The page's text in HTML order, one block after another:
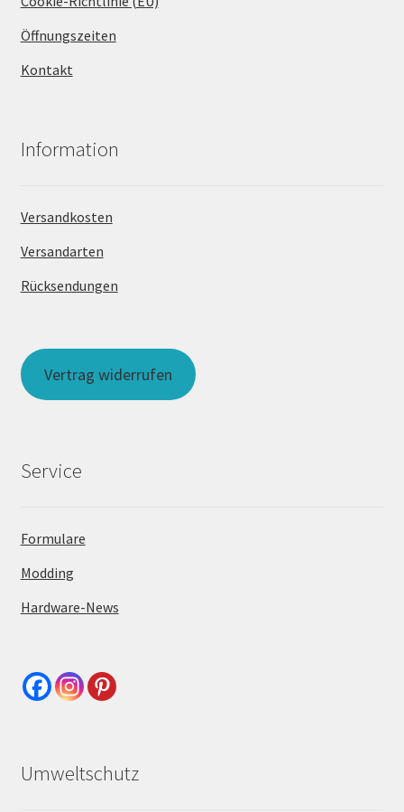
Öffnungszeiten
Kontakt
Information
Versandkosten
Versandarten
Rücksendungen
Vertrag widerrufen
Service
Formulare
Modding
Hardware-News
Umweltschutz